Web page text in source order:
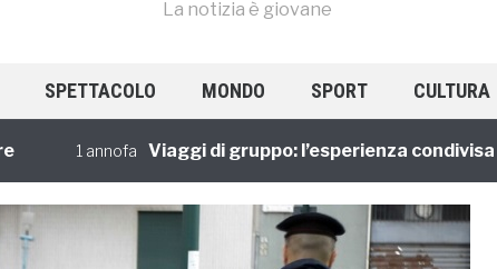
La notizia è giovane
SPETTACOLO MONDO SPORT CULTURA
1 annofa Viaggi di gruppo: l’esperienza condivisa